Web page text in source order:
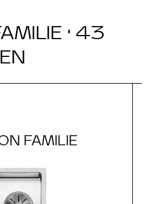
· 43
FAMILIE